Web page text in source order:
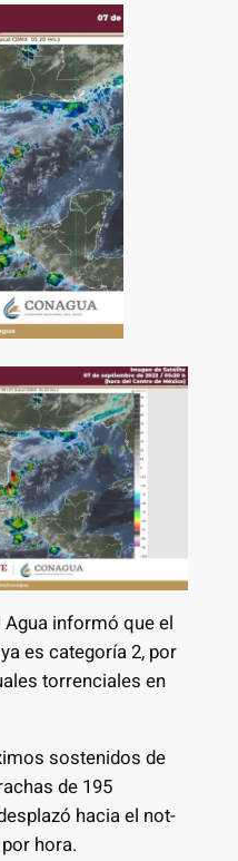
informó que el
es categoría 2, por
torrenciales en
sostenidos de
de 195
hacia el not-
hora.